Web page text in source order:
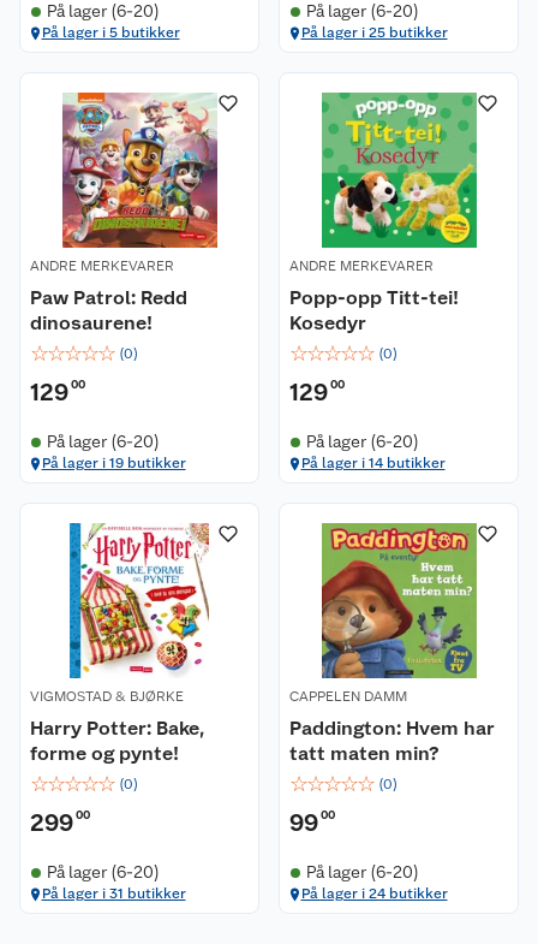
På lager (6-20)
På lager i 5 butikker
På lager (6-20)
På lager i 25 butikker
ANDRE MERKEVARER
Paw Patrol: Redd
dinosaurene!
☆☆☆☆☆ (0)
12900
På lager (6-20)
På lager i 19 butikker
ANDRE MERKEVARER
Popp-opp Titt-tei!
Kosedyr
☆☆☆☆☆ (0)
12900
På lager (6-20)
På lager i 14 butikker
VIGMOSTAD & BJØRKE
Harry Potter: Bake,
forme og pynte!
☆☆☆☆☆ (0)
29900
På lager (6-20)
På lager i 31 butikker
CAPPELEN DAMM
Paddington: Hvem har
tatt maten min?
☆☆☆☆☆ (0)
9900
På lager (6-20)
På lager i 24 butikker
Om oss
Nyheter
Våre butikker
Våre merkevarer
Coop kjeder
Ledige stillinger
Sikkerhetsdatablad
Kundeservice
Kontakt oss
Angre- og returrett
Reklamasjon og garanti
Ofte stilte spørsmål
Betalingsalternativer
Leveringsalternativer
Åpent kjøp
Retur av el-avfall
Trampoline